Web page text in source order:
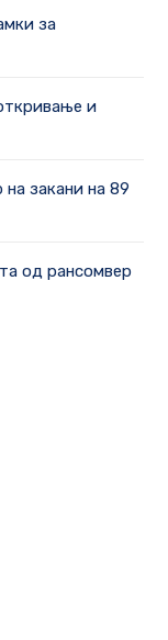
за
и
закани на 89
од рансомвер